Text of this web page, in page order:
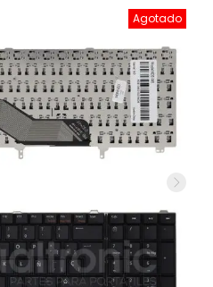
Agotado